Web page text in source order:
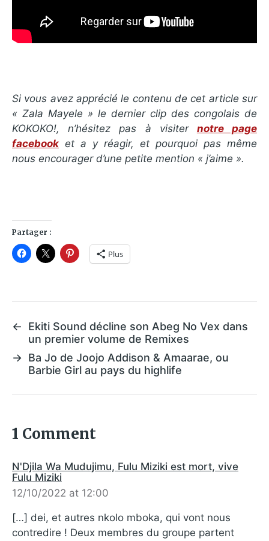
Si vous avez apprécié le contenu de cet article sur
« Zala Mayele » le dernier clip des congolais de
KOKOKO!, n’hésitez pas à visiter notre page
facebook et a y réagir, et pourquoi pas même
nous encourager d’une petite mention « j’aime ».
Partager :
Plus
←
Ekiti Sound décline son Abeg No Vex dans
un premier volume de Remixes
→ Ba Jo de Joojo Addison & Amaarae, ou
Barbie Girl au pays du highlife
1 Comment
N'Djila Wa Mudujimu, Fulu Miziki est mort, vive
Fulu Miziki
12/10/2022 at 12:00
[…] dei, et autres nkolo mboka, qui vont nous
contredire ! Deux membres du groupe partent